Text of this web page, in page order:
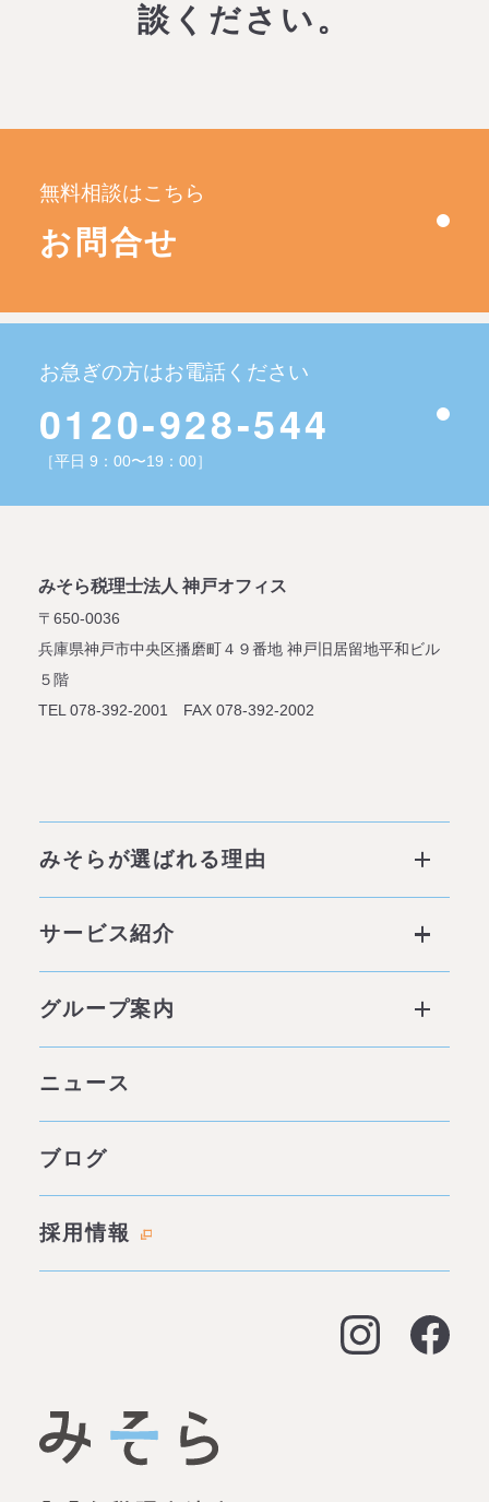
談ください。
無料相談はこちら
お問合せ
お急ぎの方はお電話ください
0120-928-544
［平日 9：00〜19：00］
みそら税理士法人 神戸オフィス
〒650-0036
兵庫県神戸市中央区播磨町４９番地 神戸旧居留地平和ビル
５階
TEL 078-392-2001 FAX 078-392-2002
みそらが選ばれる理由
他社との違い
サービス紹介
みそらの独自性
料金表
資金調達（事業融資）
グループ案内
代表あいさつ
名古屋オフィス
ニュース
ブログ
採用情報